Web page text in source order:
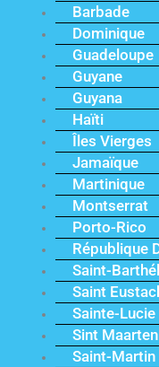
Barbade
Dominique
Guadeloupe
Guyane
Guyana
Haïti
Îles Vierges
Jamaïque
Martinique
Montserrat
Porto-Rico
République
Saint-
Saint
Sainte-Lucie
Sint Maarten
Saint-Martin